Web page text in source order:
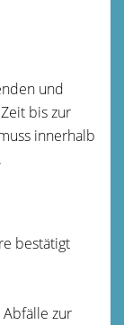
und
bis zur
innerhalb
bestätigt
zur